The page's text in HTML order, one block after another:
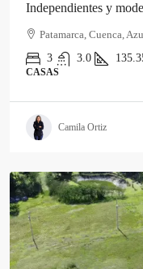
Independientes y
Patamarca, Cuenca,
3
3.0
CASAS
Camila Ortiz